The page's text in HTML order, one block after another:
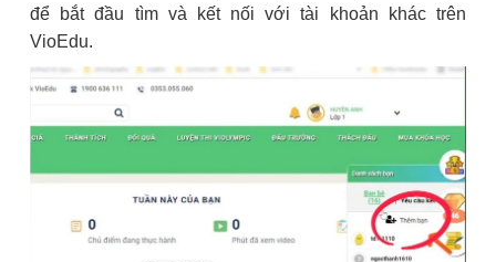
để bắt đầu tìm và kết nối với tài khoản khác trên
VioEdu.